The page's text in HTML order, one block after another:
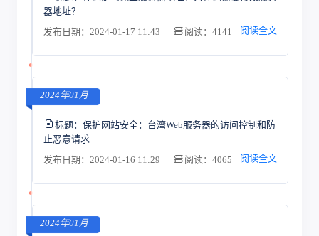
器地址？
发布日期：2024-01-17 11:43
阅读：4141 阅读全文
2024年01月
标题： 保护网站安全：台湾Web服务器的访问控制和防
止恶意请求
发布日期：2024-01-16 11:29
阅读：4065 阅读全文
2024年01月